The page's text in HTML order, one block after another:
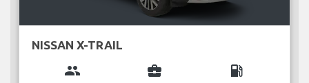
NISSAN X-TRAIL
group business_center local_gas_station